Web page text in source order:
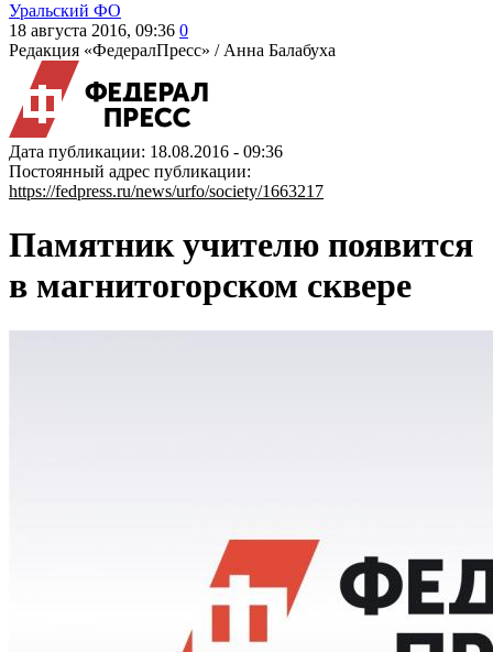
Уральский ФО
18 августа 2016, 09:36 0
Редакция «ФедералПресс» / Анна Балабуха
Дата публикации: 18.08.2016 - 09:36
Постоянный адрес публикации:
https://fedpress.ru/news/urfo/society/1663217
Памятник учителю появится
в магнитогорском сквере